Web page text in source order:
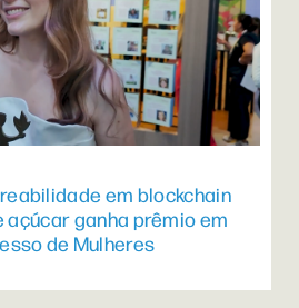
em blockchain
açúcar ganha prêmio em
de Mulheres